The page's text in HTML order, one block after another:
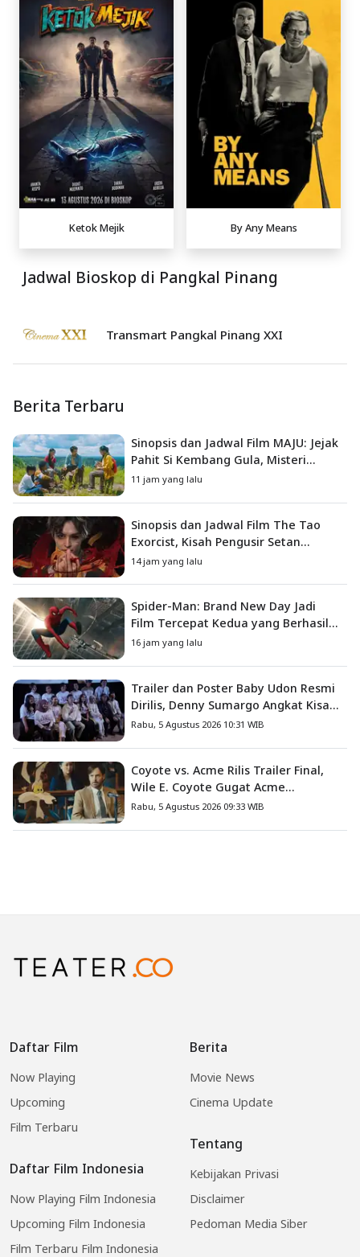
Ketok Mejik By Any Means
Jadwal Bioskop di Pangkal Pinang
Transmart Pangkal Pinang XXI
Berita Terbaru
Sinopsis dan Jadwal Film MAJU: Jejak
Pahit Si Kembang Gula, Misteri
Hilangnya Bagas di Lokasi Jambore
11 jam yang lalu
Sinopsis dan Jadwal Film The Tao
Exorcist, Kisah Pengusir Setan
Melawan Kutukan Mematikan
14 jam yang lalu
Spider-Man: Brand New Day Jadi
Film Tercepat Kedua yang Berhasil
Tembus US$1 Miliar
16 jam yang lalu
Trailer dan Poster Baby Udon Resmi
Dirilis, Denny Sumargo Angkat Kisah
Nyata Fanny Kondoh
Rabu, 5 Agustus 2026 10:31 WIB
Coyote vs. Acme Rilis Trailer Final,
Wile E. Coyote Gugat Acme
Corporation ke Pengadilan
Rabu, 5 Agustus 2026 09:33 WIB
Daftar Film
Now Playing
Upcoming
Film Terbaru
Daftar Film Indonesia
Now Playing Film Indonesia
Upcoming Film Indonesia
Film Terbaru Film Indonesia
Berita
Movie News
Cinema Update
Tentang
Kebijakan Privasi
Disclaimer
Pedoman Media Siber